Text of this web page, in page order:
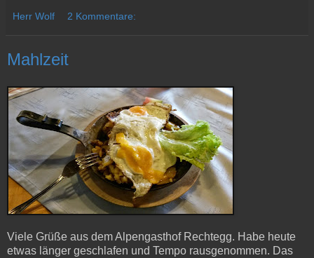
Herr Wolf 2 Kommentare:
Mahlzeit
Viele Grüße aus dem Alpengasthof Rechtegg. Habe heute
etwas länger geschlafen und Tempo rausgenommen. Das